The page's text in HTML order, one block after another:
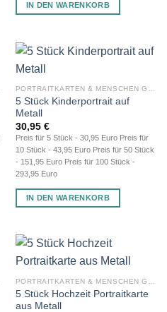
IN DEN WARENKORB
PORTRAITKARTEN & MENSCHEN GRAVUR
5 Stück Kinderportrait auf
Metall
30,95 €
Preis für 5 Stück - 30,95 Euro Preis für
10 Stück - 43,95 Euro Preis für 50 Stück
- 151,95 Euro Preis für 100 Stück -
293,95 Euro
IN DEN WARENKORB
5 Stück Hochzeit Portraitkarte
aus Metall